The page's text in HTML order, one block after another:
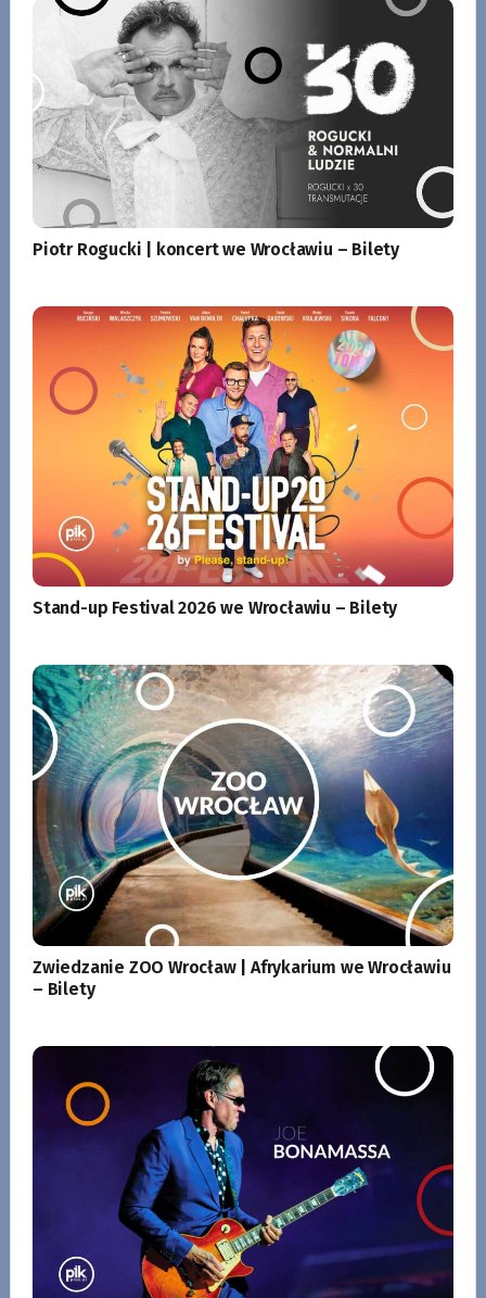
Piotr Rogucki | koncert we Wrocławiu – Bilety
Stand-up Festival 2026 we Wrocławiu – Bilety
Zwiedzanie ZOO Wrocław | Afrykarium we Wrocławiu
– Bilety